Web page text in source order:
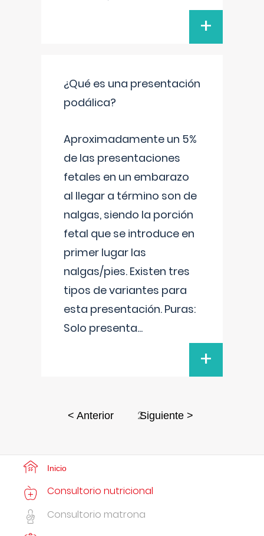
+
¿Qué es una presentación
podálica?
Aproximadamente un 5%
de las presentaciones
fetales en un embarazo
al llegar a término son de
nalgas, siendo la porción
fetal que se introduce en
primer lugar las
nalgas/pies. Existen tres
tipos de variantes para
esta presentación. Puras:
Solo presenta...
+
< Anterior 2Siguiente >
Inicio
Consultorio nutricional
Consultorio matrona